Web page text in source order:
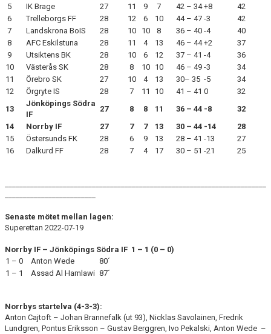
5
IK Brage 27 11 9 7 42 – 34 +8
42
6
Trelleborgs FF 28 12 6 10 44 – 47 -3
42
7
Landskrona BoIS 28 10 10 8 36 – 40 -4
40
8
AFC Eskilstuna 28 11 4 13 46 – 44 +2
37
9
Utsiktens BK 28 10 6 12 37 – 41 -4
36
10
Västerås SK 28 8 10 10 46 – 49 -3
34
11
Örebro SK 27 10 4 13 30– 35 -5
34
12
Örgryte IS 28 7 11 10 41 – 41 0
32
13
Jönköpings Södra
IF
27 8 8 11 36 – 44 -8
32
14
Norrby IF 27 7 7 13 30 – 44 -14
28
15
Östersunds FK 28 6 9 13 28 – 41 -13
27
16
Dalkurd FF 28 7 4 17 30 – 51 -21 25
Senaste mötet mellan lagen:
Superettan 2022-07-19
Norrby IF – Jönköpings Södra IF 1 – 1 (0 – 0)
1 – 0
Anton Wede
80´
1 – 1
Assad Al Hamlawi 87´
Norrbys startelva (4-3-3):
Anton Cajtoft – Johan Brannefalk (ut 93), Nicklas Savolainen, Fredrik
Lundgren, Pontus Eriksson – Gustav Berggren, Ivo Pekalski, Anton Wede –